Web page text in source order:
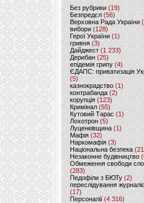
Без рубрики (19)
Безпредєл(56)
Верховна Рада України
вибори(128)
Герої України(1)
гривня (3)
Дайджест (1 233)
Дерибан (25)
епідемія грипу (4)
ЄДАПС: приватизація
(5)
казнокрадство (1)
контрабанда (2)
корупція (123)
Кримінал (55)
Кутовий Тарас (1)
Лохотрон(5)
Луценківщина (1)
Мафія (32)
Наркомафія (3)
Національна безпека
Незаконне будівництво
Обмеження свободи
(283)
Педофіли з БЮТу (2)
переслідування
(17)
Персоналії (4 316)